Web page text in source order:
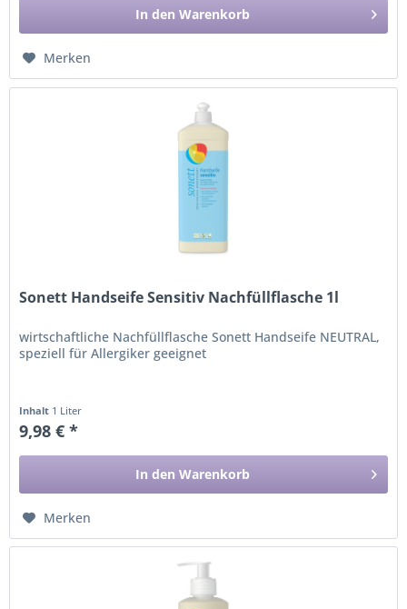
In den Warenkorb
Merken
Sonett Handseife Sensitiv Nachfüllflasche 1l
wirtschaftliche Nachfüllflasche Sonett Handseife NEUTRAL,
speziell für Allergiker geeignet
Inhalt 1 Liter
9,98 € *
In den Warenkorb
Merken